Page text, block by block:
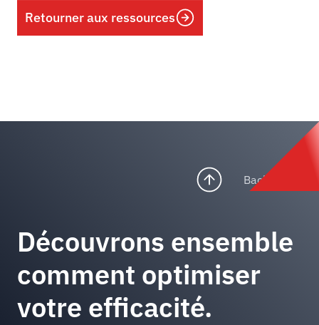
Retourner aux ressources
Découvrons ensemble
comment optimiser
votre efficacité.
Back to top